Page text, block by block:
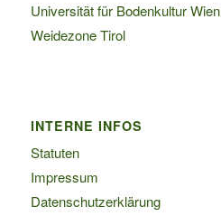
Universität für Bodenkultur Wien
Weidezone Tirol
INTERNE INFOS
Statuten
Impressum
Datenschutzerklärung